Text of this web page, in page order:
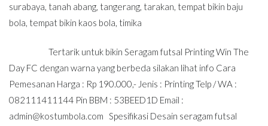
surabaya, tanah abang, tangerang, tarakan, tempat bikin baju
bola, tempat bikin kaos bola, timika
Tertarik untuk bikin Seragam futsal Printing Win The
Day FC dengan warna yang berbeda silakan lihat info Cara
Pemesanan Harga : Rp 190.000,- Jenis : Printing Telp / WA :
082111411144 Pin BBM : 53BEED1D Email :
admin@kostumbola.com Spesifikasi Desain seragam futsal